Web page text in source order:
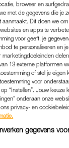
ze toch terug te
ademhaling
nu 26 per halve
virus heeft.
en vooral zo
wat en samen
uitzieken met
nacht, maar
bij twijfel gewoon
browser en
met de gegevens die je
aanmaakt. Dit doen we
en apps te
voor geeft, je
te personaliseren en
marketingdoeleinden
13 externe platformen
of stel je eigen
voor
“Instellen”. Jouw keuze
onderaan onze
privacy- en
gegevens